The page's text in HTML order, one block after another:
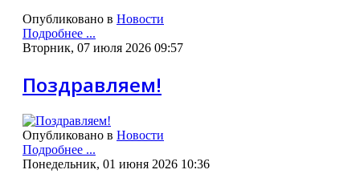
Опубликовано в Новости
Подробнее ...
Вторник, 07 июля 2026 09:57
Поздравляем!
Опубликовано в Новости
Подробнее ...
Понедельник, 01 июня 2026 10:36